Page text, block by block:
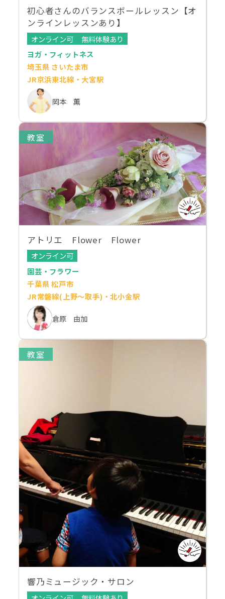
初心者さんのバランスボールレッスン【オ
ンラインレッスンあり】
オンライン可
無料体験あり
ヨガ・フィットネス
埼玉県 さいたま市
JR京浜東北線・大宮駅
岡本 薫
教室
アトリエ Flower Flower
オンライン可
園芸・フラワー
千葉県 松戸市
JR常磐線(上野～取手)・北小金駅
倉原 由加
教室
響乃ミュージック・サロン